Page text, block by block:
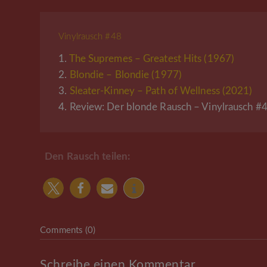
Vinylrausch #48
1.
The Supremes – Greatest Hits (1967)
2. Blondie – Blondie (1977)
3. Sleater-Kinney – Path of Wellness (2021)
4. Review: Der blonde Rausch – Vinylrausch
Den Rausch teilen:
Comments (0)